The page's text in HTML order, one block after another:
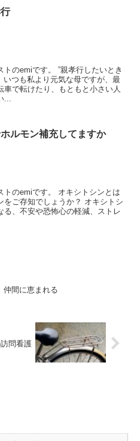
のemiです。 ”親孝行したいとき
いつも私より元気な母ですが、最
で転けたり、もともと小さい人
ルモン補充してますか
トのemiです。 オキシトシンとは
をご存知でしょうか？ オキシトシ
る、不安や恐怖心の軽減、ストレ
仲間に恵まれる
問看護